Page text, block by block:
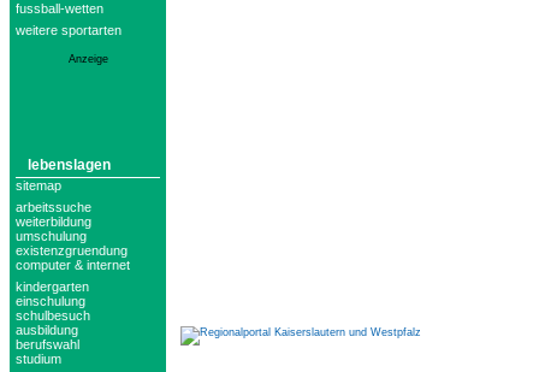
fussball-wetten
weitere sportarten
Anzeige
lebenslagen
sitemap
arbeitssuche
weiterbildung
umschulung
existenzgruendung
computer & internet
kindergarten
einschulung
schulbesuch
ausbildung
berufswahl
studium